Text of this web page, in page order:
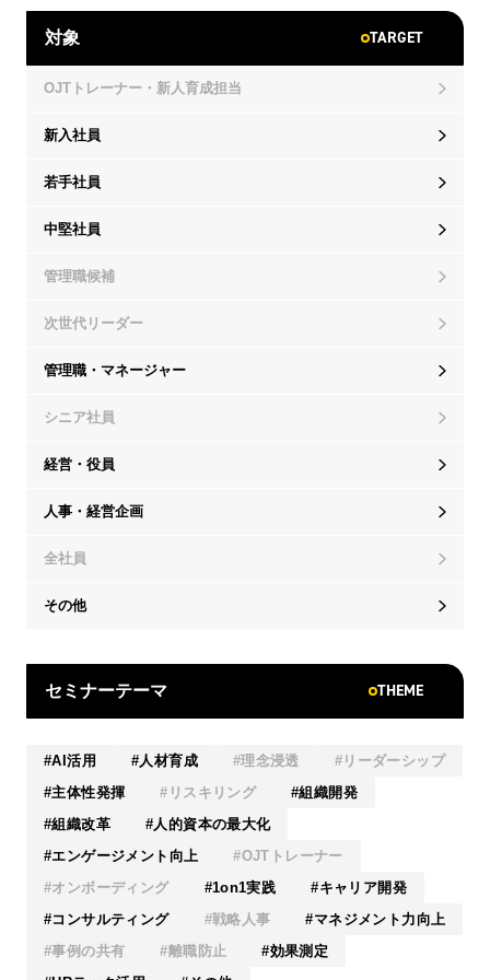
対象 TARGET
OJTトレーナー・新人育成担当
新入社員
若手社員
中堅社員
管理職候補
次世代リーダー
管理職・マネージャー
シニア社員
経営・役員
人事・経営企画
全社員
その他
セミナーテーマ THEME
AI活用 人材育成 理念浸透
リーダーシップ
主体性発揮
リスキリング
組織開発
組織改革
人的資本の最大化
エンゲージメント向上
OJTトレーナー
オンボーディング
1on1実践
キャリア開発
コンサルティング
戦略人事
マネジメント力向上
事例の共有
離職防止
効果測定